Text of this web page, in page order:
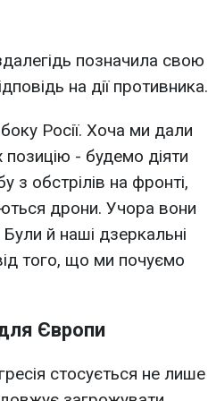
позначила свою
на дії противника.
Росії. Хоча ми дали
позицію - будемо діяти
з обстрілів на фронті,
дрони. Учора вони
й наші дзеркальні
того, що ми почуємо
Європи
стосується не лише